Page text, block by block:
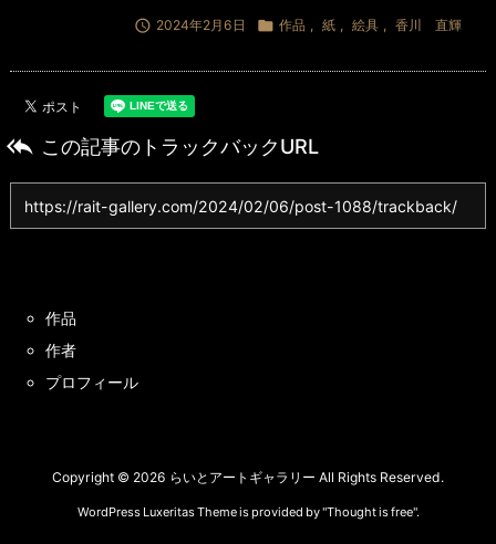
 2024年2月6日  作品 紙 絵具 香川 直輝
 この記事のトラックバックURL
作品
作者
プロフィール
Copyright © 2026 らいとアートギャラリー All Rights Reserved.
WordPress Luxeritas Theme is provided by "Thought is free".